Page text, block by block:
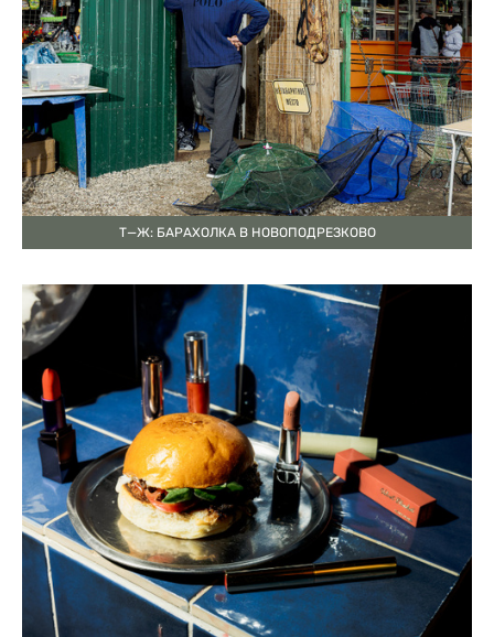
Т—Ж: БАРАХОЛКА В НОВОПОДРЕЗКОВО